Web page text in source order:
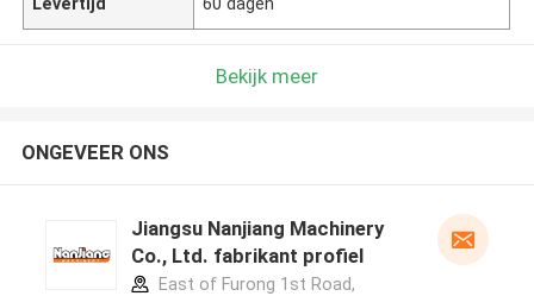
Bekijk meer
ONGEVEER ONS
Jiangsu Nanjiang Machinery
Co., Ltd. fabrikant profiel
East of Furong 1st Road,